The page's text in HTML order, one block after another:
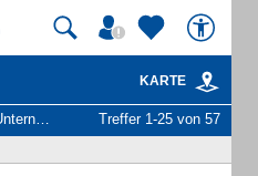
KARTE
Personen Treffer 1-25 von 57